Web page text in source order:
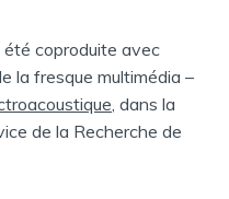
coproduite avec
la fresque multimédia –
, dans la
de la Recherche de